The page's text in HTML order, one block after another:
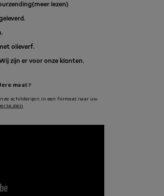
(meer lezen)
olieverf.
zijn er voor onze klanten.
maat?
schilderijen in een formaat naar uw
te zien